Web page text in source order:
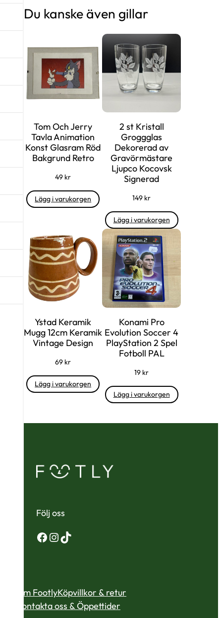
Du kanske även gillar
Tom Och Jerry
Tavla Animation
Konst Glasram Röd
Bakgrund Retro
49 kr
Lägg i varukorgen
2 st Kristall
Groggglas
Dekorerad av
Gravörmästare
Ljupco Kocovsk
Signerad
149 kr
Lägg i varukorgen
Ystad Keramik
Mugg 12cm Keramik
Vintage Design
69 kr
Lägg i varukorgen
Konami Pro
Evolution Soccer 4
PlayStation 2 Spel
Fotboll PAL
19 kr
Lägg i varukorgen
Följ oss
Facebook
Instagram
TikTok
Om FootlyKöpvillkor & retur
Kontakta oss & Öppettider